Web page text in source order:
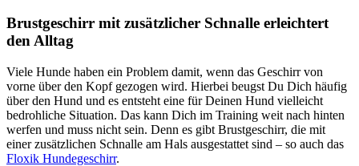
Brustgeschirr mit zusätzlicher Schnalle erleichtert
den Alltag
Viele Hunde haben ein Problem damit, wenn das Geschirr von
vorne über den Kopf gezogen wird. Hierbei beugst Du Dich häufig
über den Hund und es entsteht eine für Deinen Hund vielleicht
bedrohliche Situation. Das kann Dich im Training weit nach hinten
werfen und muss nicht sein. Denn es gibt Brustgeschirr, die mit
einer zusätzlichen Schnalle am Hals ausgestattet sind – so auch das
Floxik Hundegeschirr.